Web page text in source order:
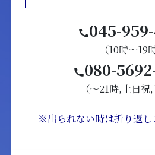
045-
（10時～19
080-
（～21時,土日
※出られない時は折り返し